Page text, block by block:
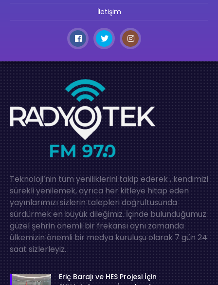
İletişim
Teknoloji’nin tüm yeniliklerini takip ederek , kendimizi
sürekli yenilemek, ayrıca her kitleye hitap eden
yayınlarımızı sizlerin talepleri doğrultusunda
sürdürmek en büyük dileğimiz. İçinde bulunduğumuz
güzel şehrin önemli bir frekansı aynı zamanda
ülkemizin önemli bir medya kuruluşu olarak 7 gün 24
saat sizlerleyiz.
Eriç Barajı ve HES Projesi İçin